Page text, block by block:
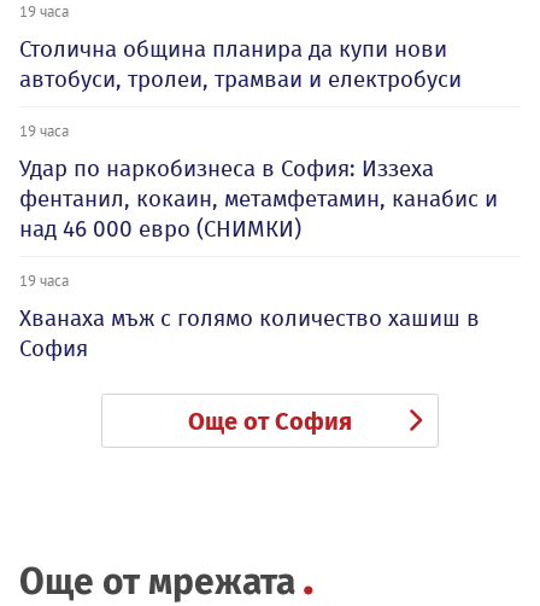
19 часа
Столична община планира да купи нови
автобуси, тролеи, трамваи и електробуси
19 часа
Удар по наркобизнеса в София: Иззеха
фентанил, кокаин, метамфетамин, канабис и
над 46 000 евро (СНИМКИ)
19 часа
Хванаха мъж с голямо количество хашиш в
София
Още от София
Още от мрежата